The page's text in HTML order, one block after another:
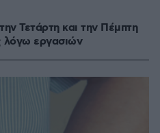
Τετάρτη και την Πέμπτη
εργασιών